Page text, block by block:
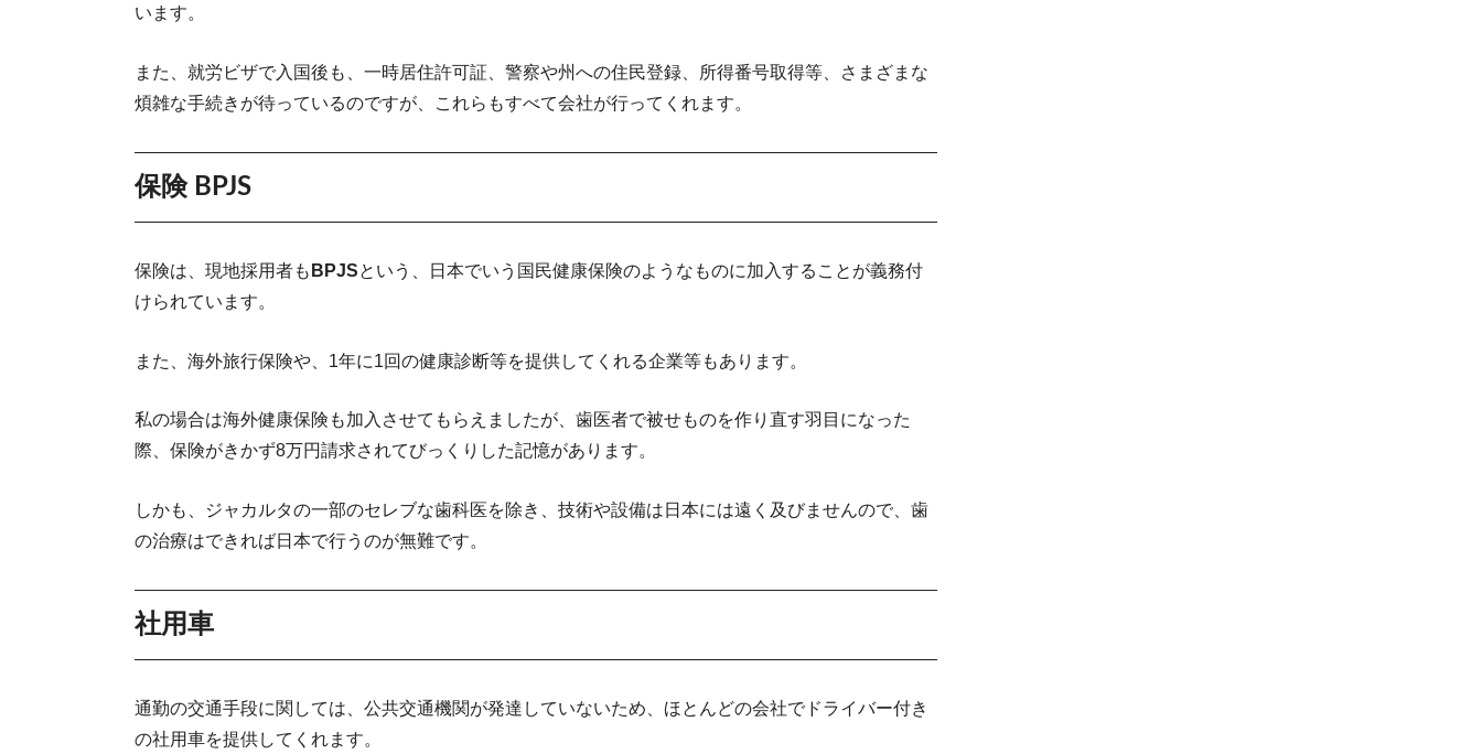
います。
また、就労ビザで入国後も、一時居住許可証、警察や州への住民登録、所得番号取得等、さまざまな
煩雑な手続きが待っているのですが、これらもすべて会社が行ってくれます。
保険 BPJS
保険は、現地採用者も BPJSという、日本でいう国民健康保険のようなものに加入することが義務付
けられています。
また、海外旅行保険や、1年に1回の健康診断等を提供してくれる企業等もあります。
私の場合は海外健康保険も加入させてもらえましたが、歯医者で被せものを作り直す羽目になった
際、保険がきかず8万円請求されてびっくりした記憶があります。
しかも、ジャカルタの一部のセレブな歯科医を除き、技術や設備は日本には遠く及びませんので、歯
の治療はできれば日本で行うのが無難です。
社用車
通勤の交通手段に関しては、公共交通機関が発達していないため、ほとんどの会社でドライバー付き
の社用車を提供してくれます。